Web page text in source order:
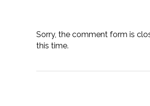
Sorry, the comment form is
this time.